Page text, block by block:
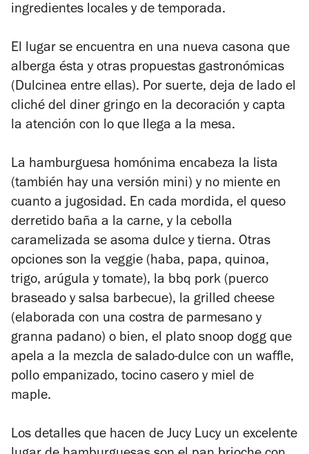
ingredientes locales y de temporada.
El lugar se encuentra en una nueva casona que
alberga ésta y otras propuestas gastronómicas
(Dulcinea entre ellas). Por suerte, deja de lado el
cliché del diner gringo en la decoración y capta
la atención con lo que llega a la mesa.
La hamburguesa homónima encabeza la lista
(también hay una versión mini) y no miente en
cuanto a jugosidad. En cada mordida, el queso
derretido baña a la carne, y la cebolla
caramelizada se asoma dulce y tierna. Otras
opciones son la veggie (haba, papa, quinoa,
trigo, arúgula y tomate), la bbq pork (puerco
braseado y salsa barbecue), la grilled cheese
(elaborada con una costra de parmesano y
granna padano) o bien, el plato snoop dogg que
apela a la mezcla de salado-dulce con un waffle,
pollo empanizado, tocino casero y miel de
maple.
Los detalles que hacen de Jucy Lucy un excelente